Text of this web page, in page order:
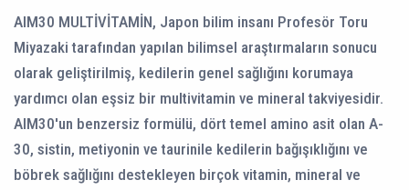
AIM30 MULTİVİTAMİN, Japon bilim insanı Profesör Toru
Miyazaki tarafından yapılan bilimsel araştırmaların sonucu
olarak geliştirilmiş, kedilerin genel sağlığını korumaya
yardımcı olan eşsiz bir multivitamin ve mineral takviyesidir.
AIM30'un benzersiz formülü, dört temel amino asit olan A-
30, sistin, metiyonin ve taurinile kedilerin bağışıklığını ve
böbrek sağlığını destekleyen birçok vitamin, mineral ve